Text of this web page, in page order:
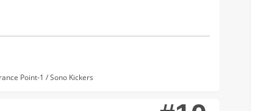
Point-1 / Sono Kickers